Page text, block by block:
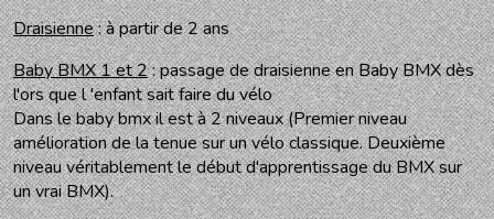
Draisienne: à partir de 2 ans
Baby BMX 1 et 2: passage de draisienne en Baby BMX dès
l'ors que l 'enfant sait faire du vélo
Dans le baby bmx il est à 2 niveaux (Premier niveau
amélioration de la tenue sur un vélo classique. Deuxième
niveau véritablement le début d'apprentissage du BMX sur
un vrai BMX).